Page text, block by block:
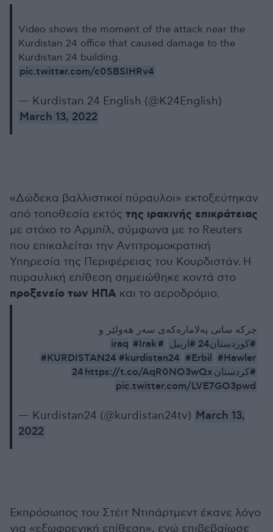
Video shows the moment of the attack near the
Kurdistan 24 office that caused damage to the
Kurdistan 24 building.
pic.twitter.com/c0SBSIHRv4
— Kurdistan 24 English (@K24English)
March 13, 2022
«Δώδεκα βαλλιστικοί πύραυλοι» εκτοξεύτηκαν
από τοποθεσία εκτός της ιρακινής επικράτειας
με στόχο το Αρμπίλ, σύμφωνα με το Reuters
που επικαλείται την Αντιτρομοκρατική
Υπηρεσία της Περιφέρειας του Κουρδιστάν. Η
πυραυλική επίθεση σημειώθηκε κοντά στο
προξενείο των ΗΠΑ και το αεροδρόμιο.
چركه‌ ساتی په‌لاماره‌كه‌ی سه‌ر هه‌ولێر و
#كوردستان24 #اربيل #iraq
#Irak
#KURDISTAN24 #kurdistan24 #Erbil #Hawler
#كردستان24 https://t.co/AqR0NO3wQx
pic.twitter.com/LVE7GO3pwd
— Kurdistan24 (@kurdistan24tv) March 13,
2022
Εκπρόσωπος του Στέιτ Ντιπάρτμεντ έκανε λόγο
για «εξωφρενική επίθεση», ενώ επιβεβαίωσε